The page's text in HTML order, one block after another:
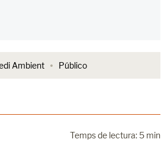
Ambient Público
Temps de lectura: 5 min